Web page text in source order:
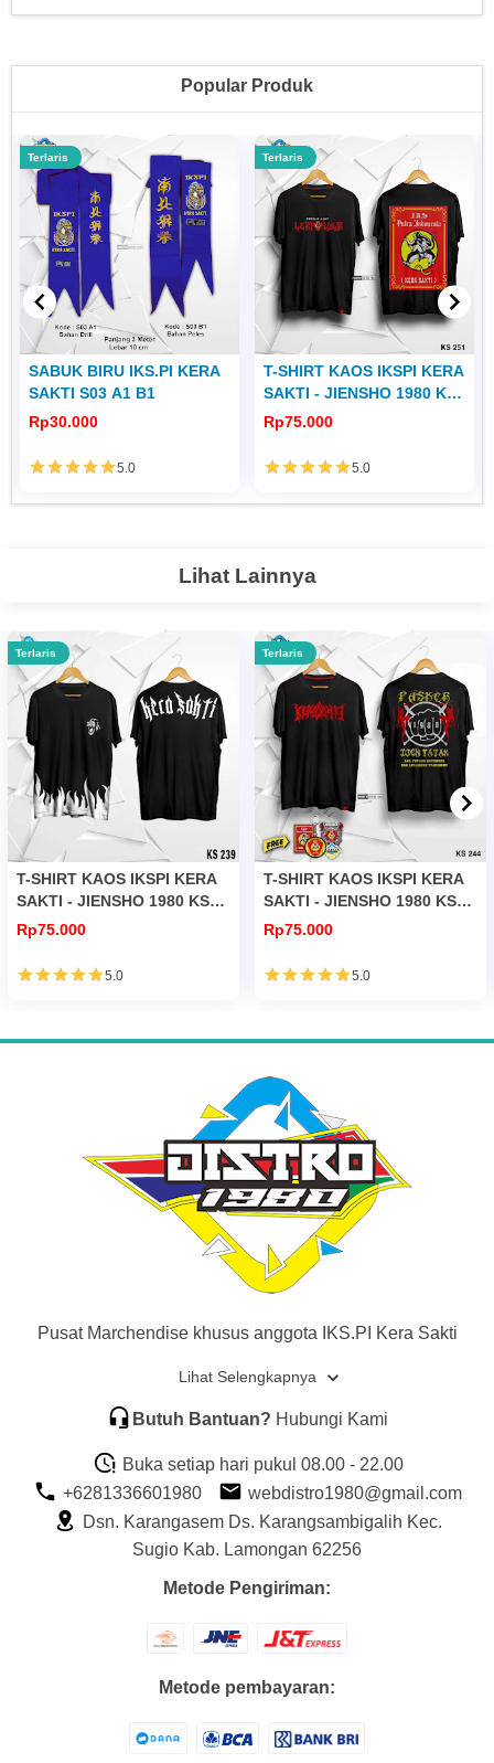
Popular Produk
Terlaris
SABUK BIRU IKS.PI KERA
SAKTI S03 A1 B1
Rp30.000
5.0
Terlaris
T-SHIRT KAOS IKSPI KERA
SAKTI - JIENSHO 1980 KS
251
Rp75.000
5.0
Lihat Lainnya
Terlaris
T-SHIRT KAOS IKSPI KERA
SAKTI - JIENSHO 1980 KS
239
Rp75.000
5.0
Terlaris
T-SHIRT KAOS IKSPI KERA
SAKTI - JIENSHO 1980 KS
244
Rp75.000
5.0
Pusat Marchendise khusus anggota IKS.PI Kera Sakti
Lihat Selengkapnya
Butuh Bantuan? Hubungi Kami
Buka setiap hari pukul 08.00 - 22.00
+6281336601980
webdistro1980@gmail.com
Dsn. Karangasem Ds. Karangsambigalih Kec.
Sugio Kab. Lamongan 62256
Metode Pengiriman:
Metode pembayaran: